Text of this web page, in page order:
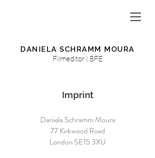
DANIELA SCHRAMM MOURA
Filmeditor | BFE
Imprint
Daniela Schramm Moura
77 Kirkwood Road
London SE15 3XU